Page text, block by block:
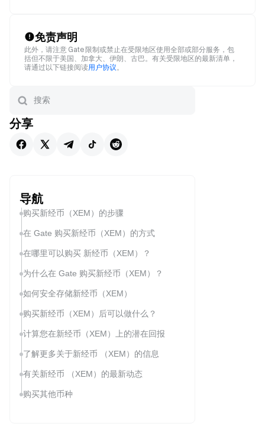
免责声明
此外，请注意 Gate 限制或禁止在受限地区使用全部或部分服务，包
括但不限于美国、加拿大、伊朗、古巴。有关受限地区的最新清单，
请通过以下链接阅读用户协议 。
分享
导航
购买新经币（XEM）的步骤
在 Gate 购买新经币（XEM）的方式
在哪里可以购买 新经币（XEM）？
为什么在 Gate 购买新经币（XEM）？
如何安全存储新经币（XEM）
购买新经币（XEM）后可以做什么？
计算您在新经币（XEM）上的潜在回报
了解更多关于新经币 （XEM）的信息
有关新经币 （XEM）的最新动态
购买其他币种